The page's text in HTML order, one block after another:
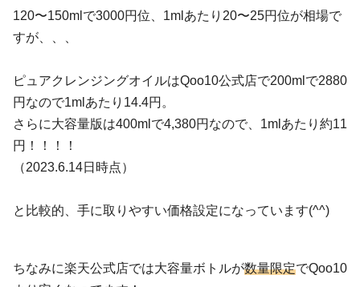
120〜150mlで3000円位、1mlあたり20〜25円位が相場で
すが、、、
ピュアクレンジングオイルはQoo10公式店で200mlで2880
円なので1mlあたり14.4円。
さらに大容量版は400mlで4,380円なので、1mlあたり約11
円！！！！
（2023.6.14日時点）
と比較的、手に取りやすい価格設定になっています(^^)
ちなみに楽天公式店では大容量ボトルが数量限定でQoo10